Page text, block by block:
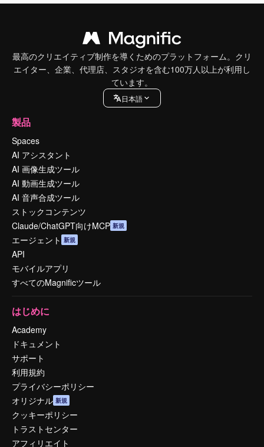
最高のクリエイティブ制作を導くためのプラットフォーム。クリ
エイター、企業、代理店、スタジオを含む100万人以上が利用し
ています。
日本語
製品
Spaces
AI アシスタント
AI 画像生成ツール
AI 動画生成ツール
AI 音声合成ツール
ストックコンテンツ
Claude/ChatGPT向けMCP 新規
エージェント 新規
API
モバイルアプリ
すべてのMagnificツール
はじめに
Academy
ドキュメント
サポート
利用規約
プライバシーポリシー
オリジナル 新規
クッキーポリシー
トラストセンター
アフィリエイト